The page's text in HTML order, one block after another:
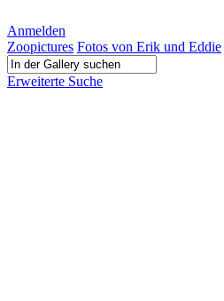
Anmelden
Zoopictures Fotos von Erik und Eddie
Erweiterte Suche